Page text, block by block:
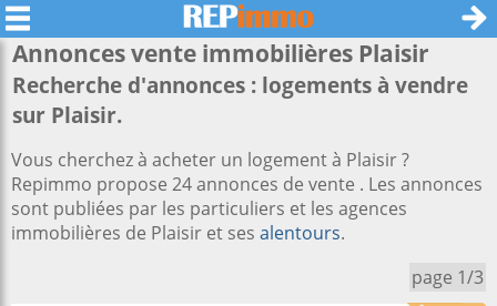
Annonces vente immobilières Plaisir
Recherche d'annonces : logements à vendre
sur Plaisir.
Vous cherchez à acheter un logement à Plaisir ?
Repimmo propose 24 annonces de vente . Les annonces
sont publiées par les particuliers et les agences
immobilières de Plaisir et ses alentours.
page 1/3